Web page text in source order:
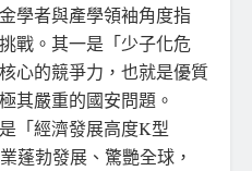
學者與產學領袖角度指
戰。其一是「少子化危
心的競爭力，也就是優質
其嚴重的國安問題。
「經濟發展高度K型
蓬勃發展、驚艷全球，